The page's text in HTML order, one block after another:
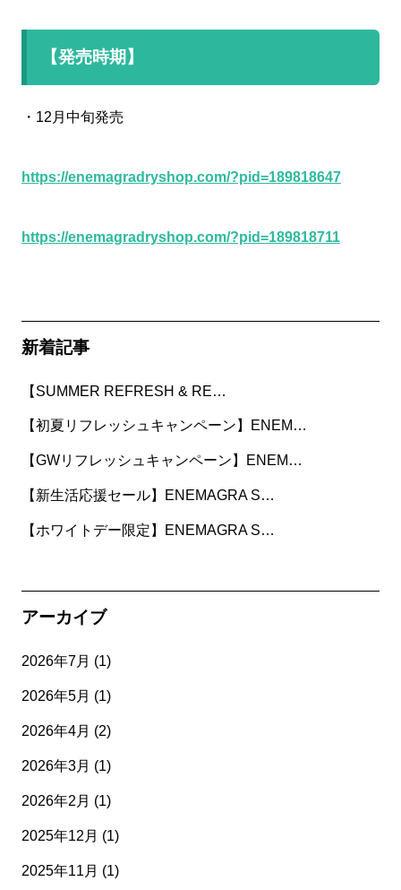
【発売時期】
・12月中旬発売
https://enemagradryshop.com/?pid=189818647
https://enemagradryshop.com/?pid=189818711
新着記事
【SUMMER REFRESH & RE…
【初夏リフレッシュキャンペーン】ENEM…
【GWリフレッシュキャンペーン】ENEM…
【新生活応援セール】ENEMAGRA S…
【ホワイトデー限定】ENEMAGRA S…
アーカイブ
2026年7月 (1)
2026年5月 (1)
2026年4月 (2)
2026年3月 (1)
2026年2月 (1)
2025年12月 (1)
2025年11月 (1)